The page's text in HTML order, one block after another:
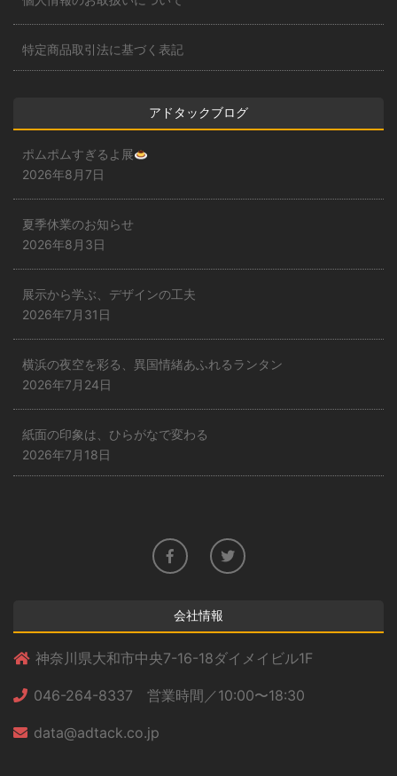
特定商品取引法に基づく表記
アドタックブログ
ポムポムすぎるよ展
2026年8月7日
夏季休業のお知らせ
2026年8月3日
展示から学ぶ、デザインの工夫
2026年7月31日
横浜の夜空を彩る、異国情緒あふれるランタン
2026年7月24日
紙面の印象は、ひらがなで変わる
2026年7月18日
会社情報
神奈川県大和市中央7-16-18ダイメイビル1F
046-264-8337 営業時間／10:00〜18:30
data@adtack.co.jp